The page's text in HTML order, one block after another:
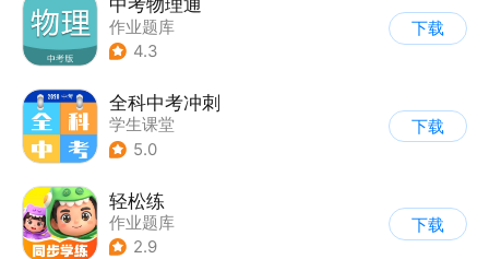
作业题库
4.3
下载
全科中考冲刺
学生课堂
5.0
下载
轻松练
作业题库
2.9
下载